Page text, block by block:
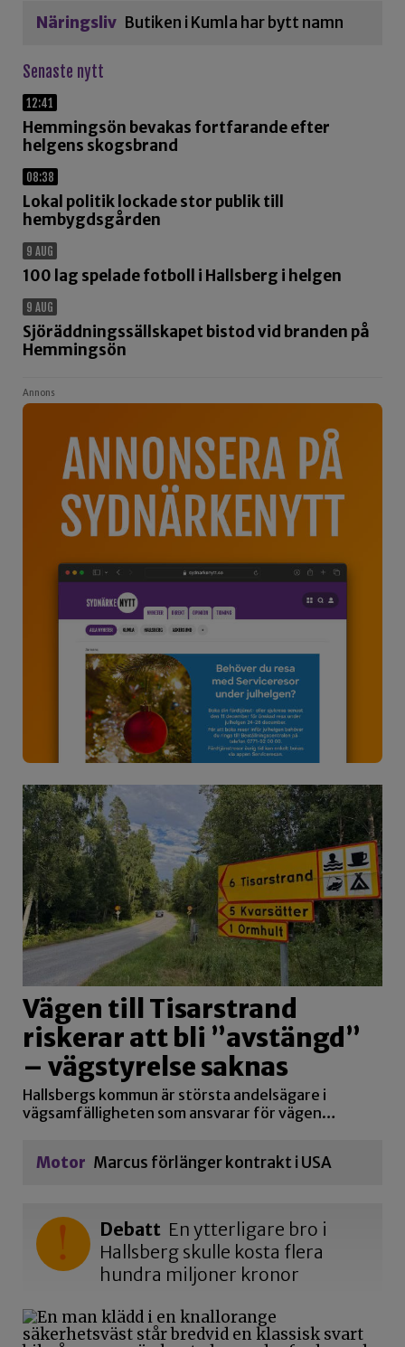
Näringsliv Butiken i Kumla har bytt namn
Senaste nytt
12:41
Hemmingsön bevakas fortfarande efter
helgens skogsbrand
08:38
Lokal politik lockade stor publik till
hembygdsgården
9 AUG
100 lag spelade fotboll i Hallsberg i helgen
9 AUG
Sjöräddningssällskapet bistod vid branden på
Hemmingsön
Annons
Vägen till Tisarstrand
riskerar att bli ”avstängd”
– vägstyrelse saknas
Hallsbergs kommun är största andelsägare i
vägsamfälligheten som ansvarar för vägen…
Motor Marcus förlänger kontrakt i USA
Debatt En ytterligare bro i
Hallsberg skulle kosta flera
hundra miljoner kronor